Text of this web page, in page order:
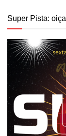
Super Pista: